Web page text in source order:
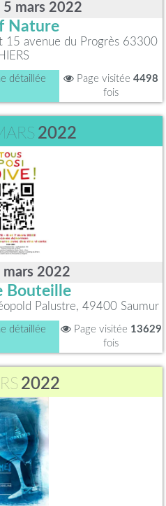
5 mars 2022
Nature
15 avenue du Progrès 63300
détaillée Page visitée 4498
fois
2022
mars 2022
Bouteille
Palustre, 49400 Saumur
détaillée Page visitée 13629
fois
2022